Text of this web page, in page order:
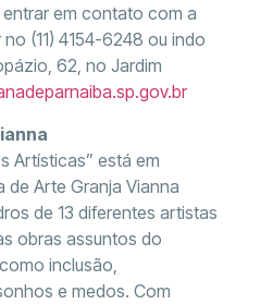
em contato com a
(11) 4154-6248 ou indo
62, no Jardim
Artísticas” está em
de Arte Granja Vianna
de 13 diferentes artistas
obras assuntos do
inclusão,
e medos. Com